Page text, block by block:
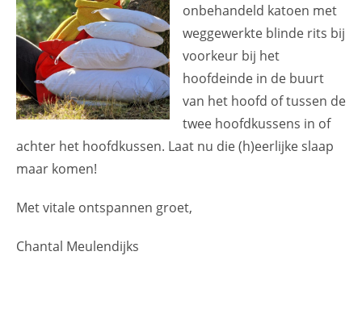
onbehandeld katoen met
weggewerkte blinde rits bij
voorkeur bij het
hoofdeinde in de buurt
van het hoofd of tussen de
twee hoofdkussens in of
achter het hoofdkussen. Laat nu die (h)eerlijke slaap
maar komen!
Met vitale ontspannen groet,
Chantal Meulendijks